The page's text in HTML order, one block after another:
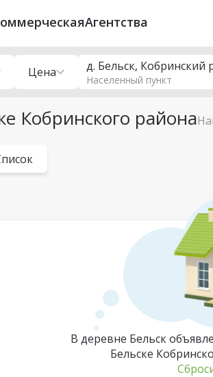
Агентства
Кобринского района
Цена д. Бельск, Кобринский
Населенный пункт
В деревне Бельск
Бельске